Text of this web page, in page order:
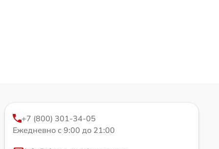
+7 (800) 301-34-05
Ежедневно с 9:00 до 21:00